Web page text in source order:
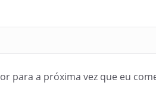
para a próxima vez que eu